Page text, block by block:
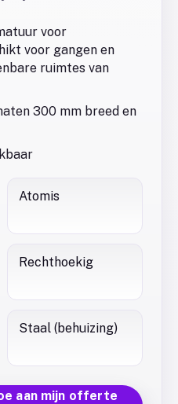
voor
voor gangen en
ruimtes van
300 mm breed en
Atomis
Rechthoekig
Staal (behuizing)
aan mijn offerte